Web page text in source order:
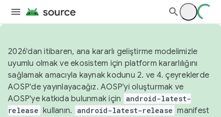
2026'dan itibaren, ana kararlı geliştirme modelimizle
uyumlu olmak ve ekosistem için platform kararlılığını
sağlamak amacıyla kaynak kodunu 2. ve 4. çeyreklerde
AOSP'de yayınlayacağız. AOSP'yi oluşturmak ve
AOSP'ye katkıda bulunmak için
android-latest-
release kullanın. android-latest-release manifest